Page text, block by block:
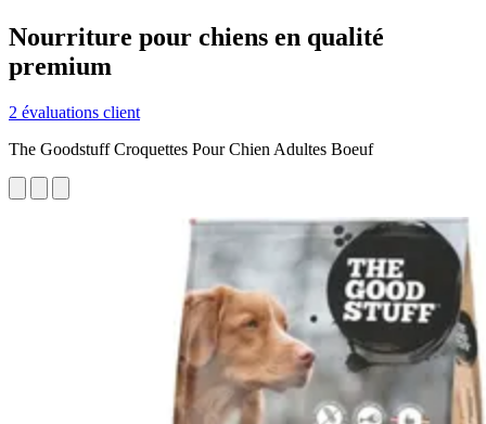
Nourriture pour chiens en qualité
premium
2 évaluations client
The Goodstuff Croquettes Pour Chien Adultes Boeuf